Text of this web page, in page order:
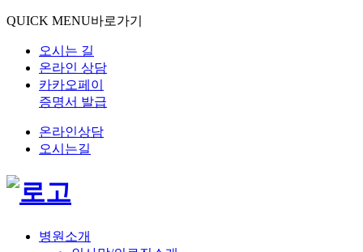
QUICK MENU바로가기
오시는 길
온라인 상담
카카오페이
증명서 발급
온라인상담
오시는길
병원소개